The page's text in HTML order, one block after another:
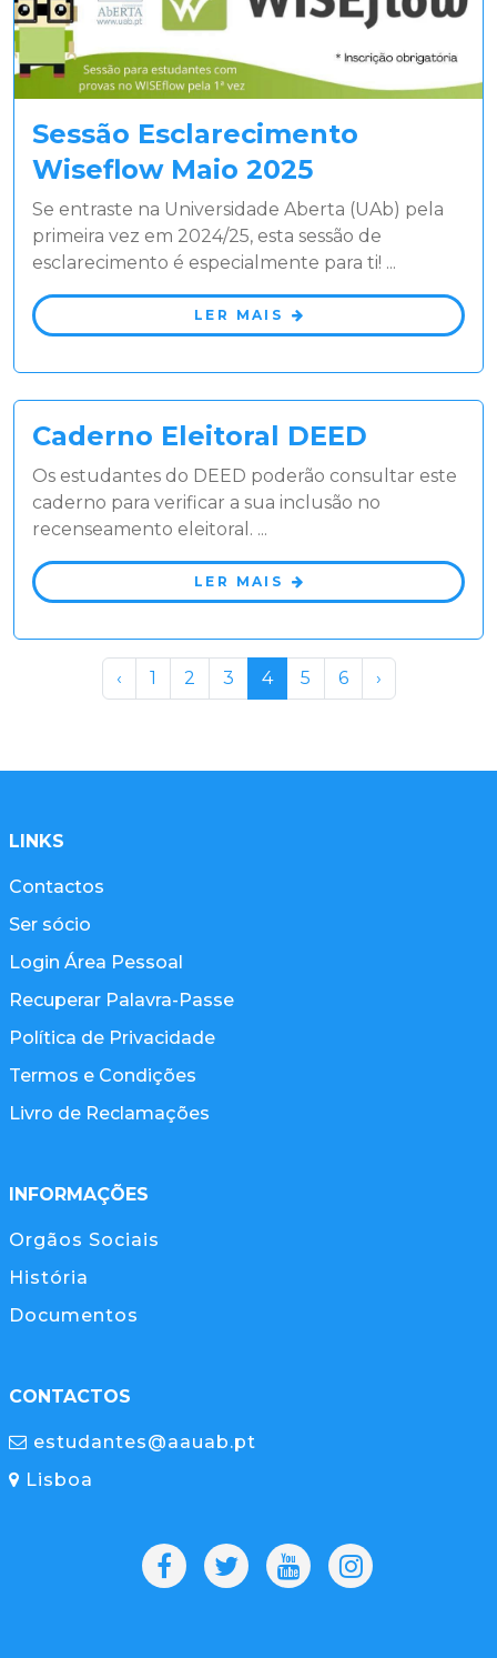
Sessão Esclarecimento
Wiseflow Maio 2025
​Se entraste na Universidade Aberta (UAb) pela
primeira vez em 2024/25, esta sessão de
esclarecimento é especialmente para ti! ...
LER MAIS
Caderno Eleitoral DEED
Os estudantes do DEED poderão consultar este
caderno para verificar a sua inclusão no
recenseamento eleitoral. ...
LER MAIS
‹ 1 2 3 4 5 6 ›
LINKS
Contactos
Ser sócio
Login Área Pessoal
Recuperar Palavra-Passe
Política de Privacidade
Termos e Condições
Livro de Reclamações
INFORMAÇÕES
Orgãos Sociais
História
Documentos
CONTACTOS
estudantes@aauab.pt
Lisboa